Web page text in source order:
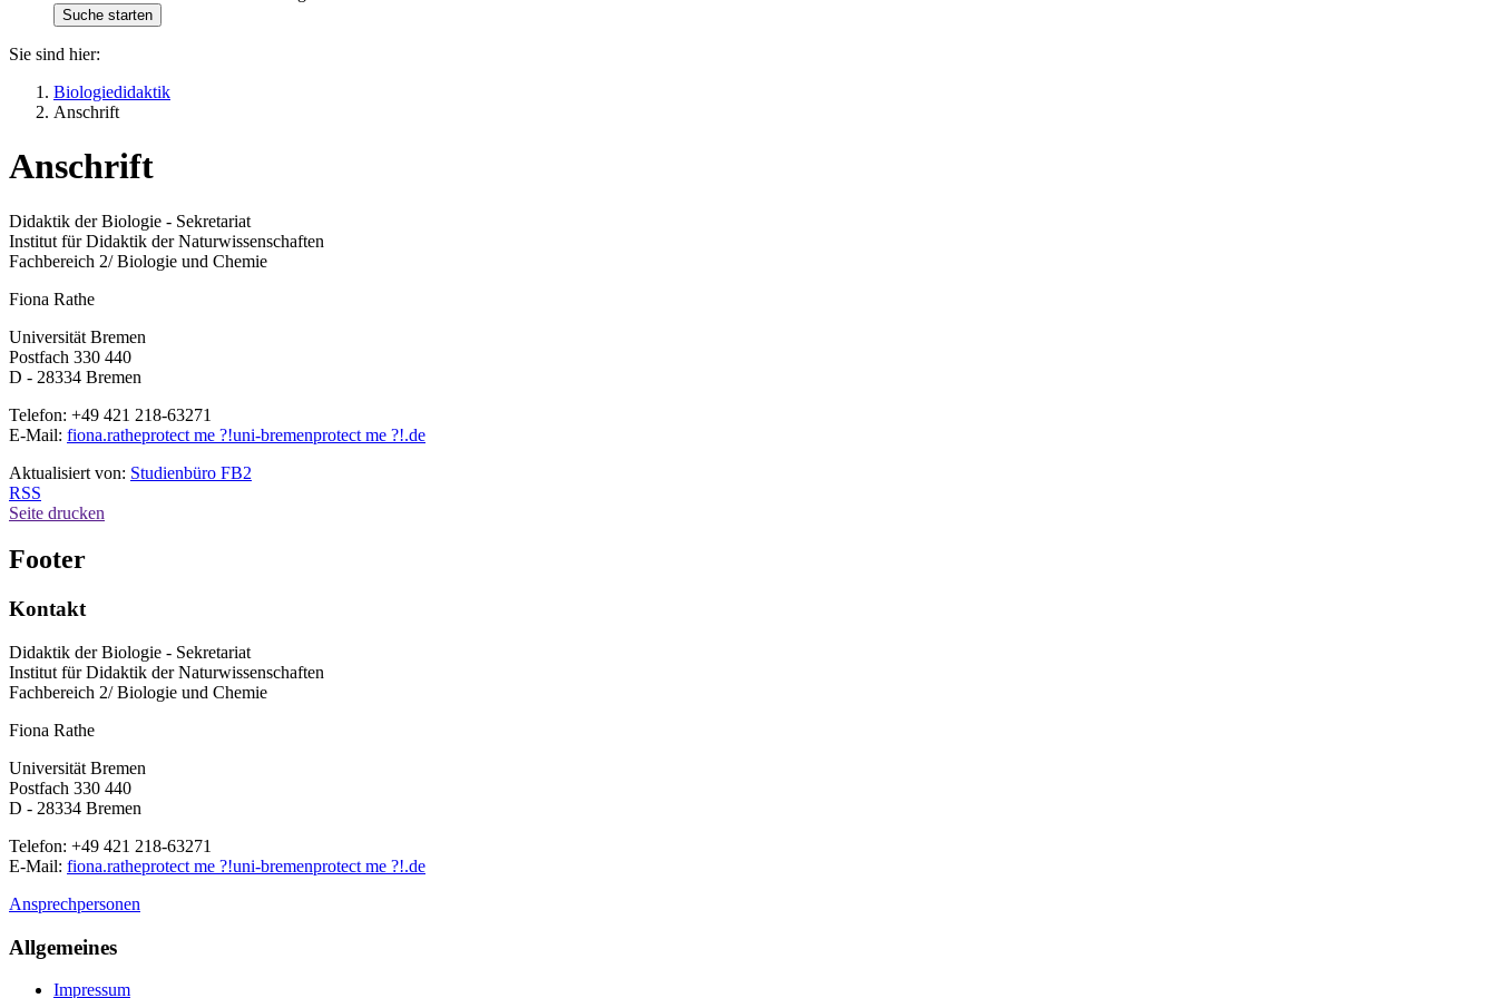
Sie sind hier:
Biologiedidaktik
Anschrift
Anschrift
Didaktik der Biologie - Sekretariat
Institut für Didaktik der Naturwissenschaften
Fachbereich 2/ Biologie und Chemie
Fiona Rathe
Universität Bremen
Postfach 330 440
D - 28334 Bremen
Telefon: +49 421 218-63271
E-Mail: fiona.ratheprotect me ?!uni-bremenprotect me ?!.de
Aktualisiert von: Studienbüro FB2
RSS
Seite drucken
Footer
Kontakt
Didaktik der Biologie - Sekretariat
Institut für Didaktik der Naturwissenschaften
Fachbereich 2/ Biologie und Chemie
Fiona Rathe
Universität Bremen
Postfach 330 440
D - 28334 Bremen
Telefon: +49 421 218-63271
E-Mail: fiona.ratheprotect me ?!uni-bremenprotect me ?!.de
Ansprechpersonen
Allgemeines
Impressum